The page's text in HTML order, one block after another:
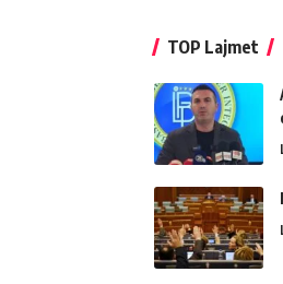
TOP Lajmet